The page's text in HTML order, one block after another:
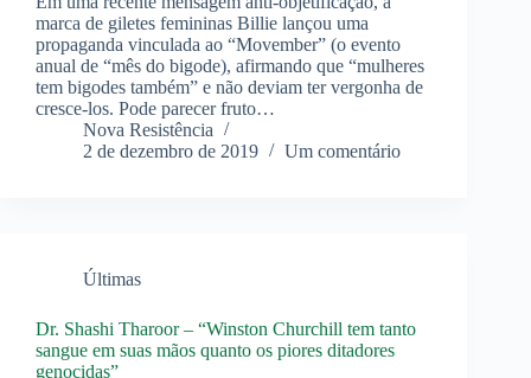
marca de giletes femininas Billie lançou uma
propaganda vinculada ao “Movember” (o evento
anual de “mês do bigode), afirmando que “mulheres
tem bigodes também” e não deviam ter vergonha de
cresce-los. Pode parecer fruto…
Nova Resistência
2 de dezembro de 2019
Um comentário
Últimas
Dr. Shashi Tharoor – “Winston Churchill tem tanto
sangue em suas mãos quanto os piores ditadores
genocidas”